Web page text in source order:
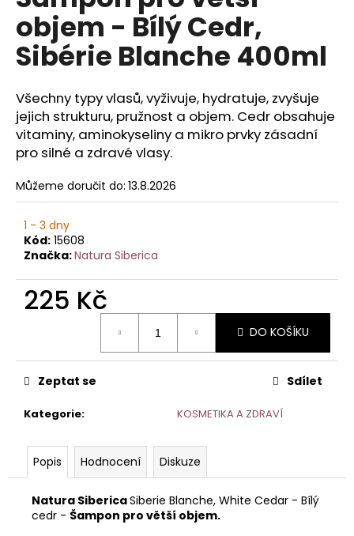
z
5
hvězdiček.
objem - Bílý Cedr,
Sibérie Blanche 400ml
Všechny typy vlasů, vyživuje, hydratuje, zvyšuje
jejich strukturu, pružnost a objem. Cedr obsahuje
vitaminy, aminokyseliny a mikro prvky zásadní
pro silné a zdravé vlasy.
Můžeme doručit do: 13.8.2026
1 - 3 dny
Kód: 15608
Značka:Natura Siberica
225 Kč
DO KOŠÍKU
Kategorie: KOSMETIKA A ZDRAVÍ
Zeptat se Sdílet
Popis Hodnocení Diskuze
Natura SibericaSiberie Blanche, White Cedar - Bílý
cedr - Šampon pro větší objem.
a
j
í
?
HLEDAT
D
p
o
č
u
e